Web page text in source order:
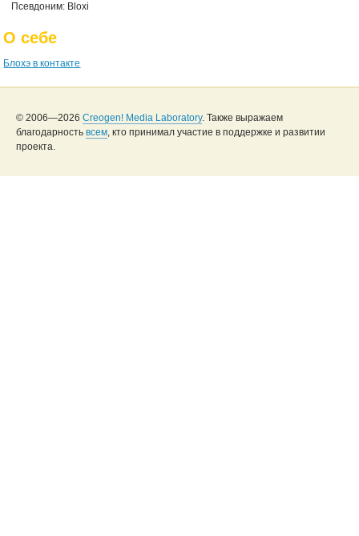
Псевдоним: Bloxi
О себе
Блохэ в контакте
© 2006—2026 Creogen! Media Laboratory. Также выражаем
благодарность всем, кто принимал участие в поддержке и развитии
проекта.